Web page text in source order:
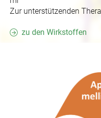
Zur unterstützenden
zu den Wirkstoffen